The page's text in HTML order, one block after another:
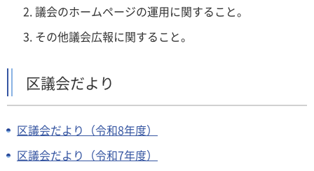
議会のホームページの運用に関すること。
その他議会広報に関すること。
区議会だより
区議会だより（令和8年度）
区議会だより（令和7年度）